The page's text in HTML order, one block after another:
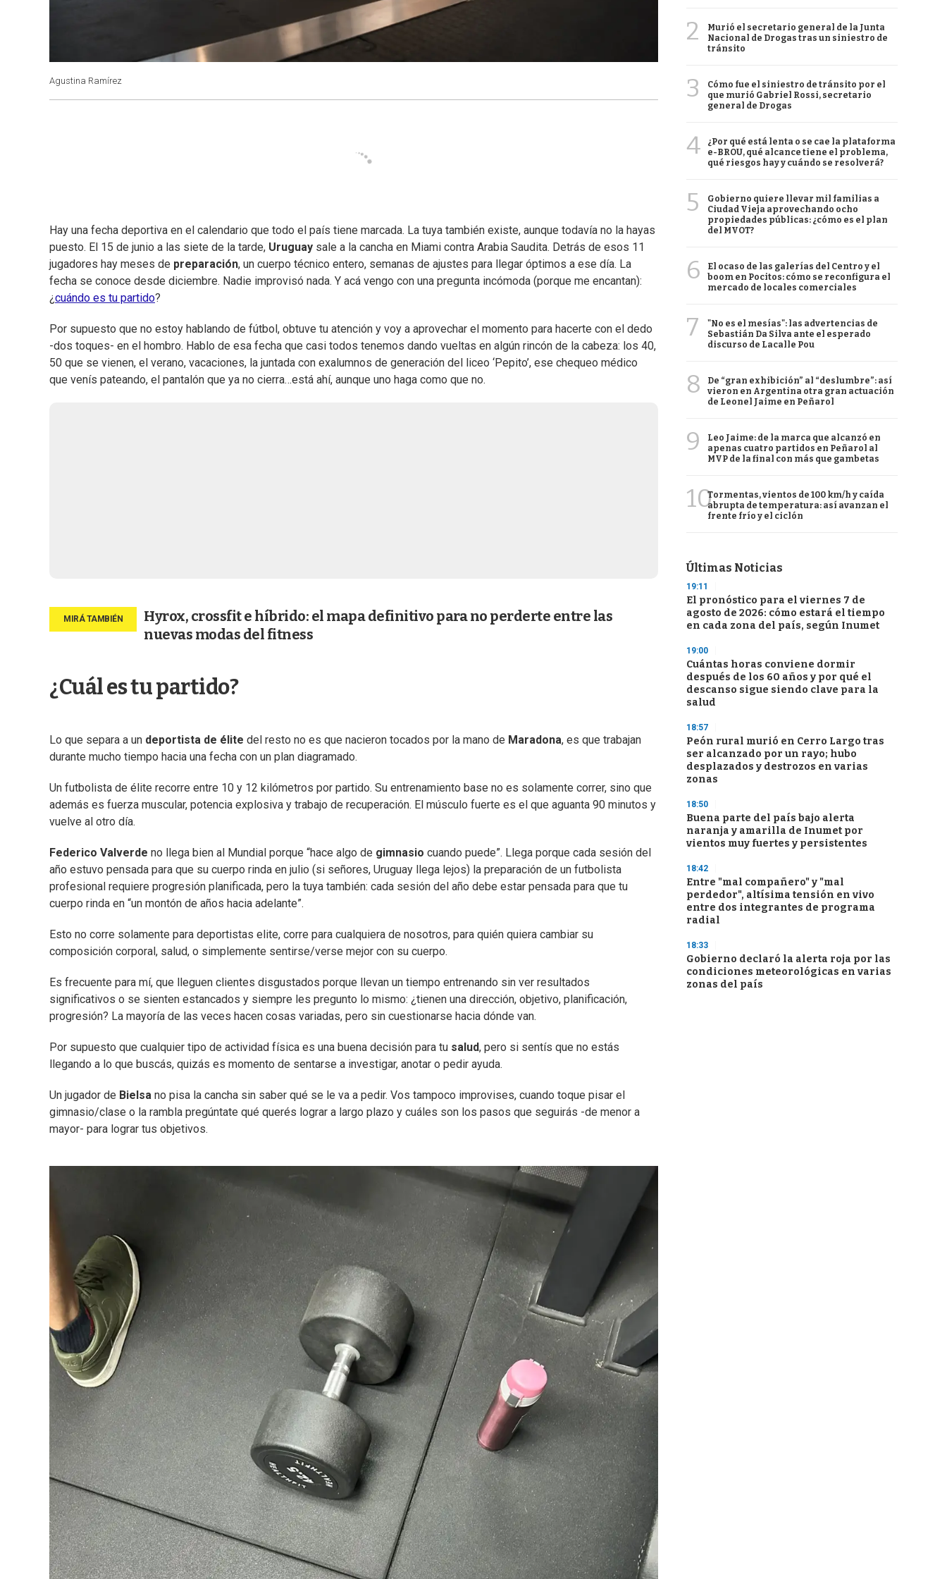
Agustina Ramírez
Hay una fecha deportiva en el calendario que todo el país tiene marcada. La tuya también existe, aunque todavía no la hayas
puesto. El 15 de junio a las siete de la tarde, Uruguay sale a la cancha en Miami contra Arabia Saudita. Detrás de esos 11
jugadores hay meses de preparación, un cuerpo técnico entero, semanas de ajustes para llegar óptimos a ese día. La
fecha se conoce desde diciembre. Nadie improvisó nada. Y acá vengo con una pregunta incómoda (porque me encantan):
¿cuándo es tu partido?
Por supuesto que no estoy hablando de fútbol, obtuve tu atención y voy a aprovechar el momento para hacerte con el dedo
-dos toques- en el hombro. Hablo de esa fecha que casi todos tenemos dando vueltas en algún rincón de la cabeza: los 40,
50 que se vienen, el verano, vacaciones, la juntada con exalumnos de generación del liceo ‘Pepito’, ese chequeo médico
que venís pateando, el pantalón que ya no cierra…está ahí, aunque uno haga como que no.
Hyrox, crossfit e híbrido: el mapa definitivo para no perderte entre las
nuevas modas del fitness
¿Cuál es tu partido?
Lo que separa a un deportista de élite del resto no es que nacieron tocados por la mano de Maradona, es que trabajan
durante mucho tiempo hacia una fecha con un plan diagramado.
Un futbolista de élite recorre entre 10 y 12 kilómetros por partido. Su entrenamiento base no es solamente correr, sino que
además es fuerza muscular, potencia explosiva y trabajo de recuperación. El músculo fuerte es el que aguanta 90 minutos y
vuelve al otro día.
Federico Valverde no llega bien al Mundial porque “hace algo de gimnasio cuando puede”. Llega porque cada sesión del
año estuvo pensada para que su cuerpo rinda en julio (si señores, Uruguay llega lejos) la preparación de un futbolista
profesional requiere progresión planificada, pero la tuya también: cada sesión del año debe estar pensada para que tu
cuerpo rinda en “un montón de años hacia adelante”.
Esto no corre solamente para deportistas elite, corre para cualquiera de nosotros, para quién quiera cambiar su
composición corporal, salud, o simplemente sentirse/verse mejor con su cuerpo.
Es frecuente para mí, que lleguen clientes disgustados porque llevan un tiempo entrenando sin ver resultados
significativos o se sienten estancados y siempre les pregunto lo mismo: ¿tienen una dirección, objetivo, planificación,
progresión? La mayoría de las veces hacen cosas variadas, pero sin cuestionarse hacia dónde van.
Por supuesto que cualquier tipo de actividad física es una buena decisión para tu salud, pero si sentís que no estás
llegando a lo que buscás, quizás es momento de sentarse a investigar, anotar o pedir ayuda.
Un jugador de Bielsa no pisa la cancha sin saber qué se le va a pedir. Vos tampoco improvises, cuando toque pisar el
gimnasio/clase o la rambla pregúntate qué querés lograr a largo plazo y cuáles son los pasos que seguirás -de menor a
mayor- para lograr tus objetivos.
2
Murió el secretario general de la Junta
Nacional de Drogas tras un siniestro de
tránsito
3
Cómo fue el siniestro de tránsito por el
que murió Gabriel Rossi, secretario
general de Drogas
4
¿Por qué está lenta o se cae la plataforma
e-BROU, qué alcance tiene el problema,
qué riesgos hay y cuándo se resolverá?
5
Gobierno quiere llevar mil familias a
Ciudad Vieja aprovechando ocho
propiedades públicas: ¿cómo es el plan
del MVOT?
6
El ocaso de las galerías del Centro y el
boom en Pocitos: cómo se reconfigura el
mercado de locales comerciales
7
"No es el mesías": las advertencias de
Sebastián Da Silva ante el esperado
discurso de Lacalle Pou
8
De “gran exhibición” al “deslumbre”: así
vieron en Argentina otra gran actuación
de Leonel Jaime en Peñarol
9
Leo Jaime: de la marca que alcanzó en
apenas cuatro partidos en Peñarol al
MVP de la final con más que gambetas
10Tormentas, vientos de 100 km/h y caída
abrupta de temperatura: así avanzan el
frente frío y el ciclón
Últimas Noticias
19:11
El pronóstico para el viernes 7 de
agosto de 2026: cómo estará el tiempo
en cada zona del país, según Inumet
19:00
Cuántas horas conviene dormir
después de los 60 años y por qué el
descanso sigue siendo clave para la
salud
18:57
Peón rural murió en Cerro Largo tras
ser alcanzado por un rayo; hubo
desplazados y destrozos en varias
zonas
18:50
Buena parte del país bajo alerta
naranja y amarilla de Inumet por
vientos muy fuertes y persistentes
18:42
Entre "mal compañero" y "mal
perdedor", altísima tensión en vivo
entre dos integrantes de programa
radial
18:33
Gobierno declaró la alerta roja por las
condiciones meteorológicas en varias
zonas del país